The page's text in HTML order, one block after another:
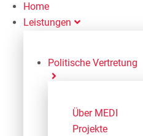
Home
Leistungen
Politische Vertretung
Über MEDI
Projekte